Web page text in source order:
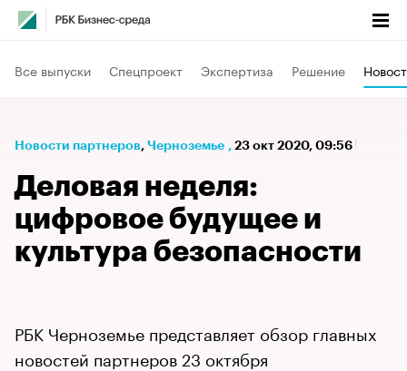
Все выпуски Спецпроект Экспертиза Решение
Новости партнеров⁠, Черноземье , 23 окт 2020, 09:56
Деловая неделя:
цифровое будущее и
культура безопасности
РБК Черноземье представляет обзор главных
новостей партнеров 23 октября